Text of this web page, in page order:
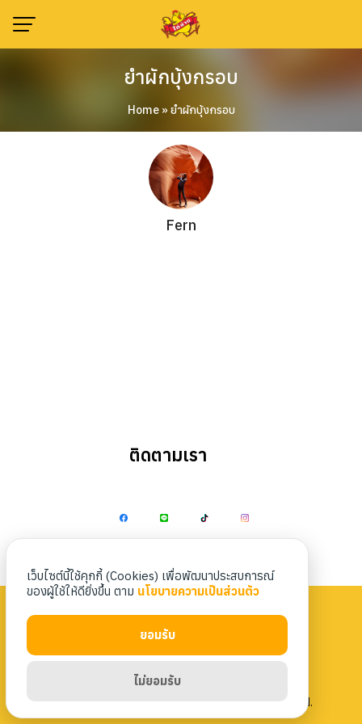
content
ยำผักบุ้งกรอบ
Home» ยำผักบุ้งกรอบ
Fern
ติดตามเรา
Privacy Policy |Terms & Conditions
Copyright 2023 Nittaya Kaiyang. All rights reserved.
เว็บไซต์นี้ใช้คุกกี้ (Cookies) เพื่อพัฒนาประสบการณ์
ของผู้ใช้ให้ดียิ่งขึ้น ตาม นโยบายความเป็นส่วนตัว
ยอมรับ
ไม่ยอมรับ